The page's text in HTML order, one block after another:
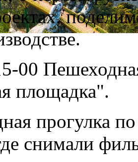
00
площадка".
прогулка
снимали